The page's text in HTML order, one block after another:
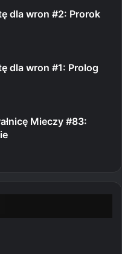
dla wron #2: Prorok
dla wron #1: Prolog
Mieczy #83: